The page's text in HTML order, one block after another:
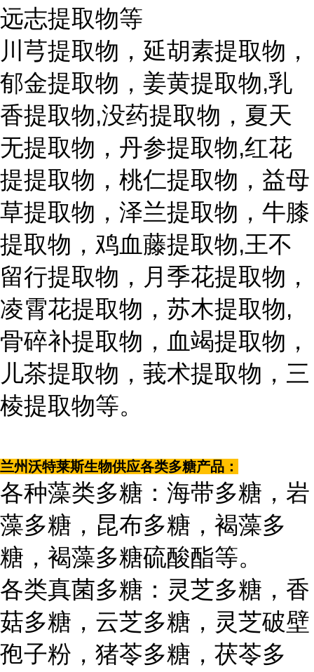
远志提取物等
川芎提取物，延胡素提取物，
郁金提取物，姜黄提取物,乳
香提取物,没药提取物，夏天
无提取物，丹参提取物,红花
提提取物，桃仁提取物，益母
草提取物，泽兰提取物，牛膝
提取物，鸡血藤提取物,王不
留行提取物，月季花提取物，
凌霄花提取物，苏木提取物,
骨碎补提取物，血竭提取物，
儿茶提取物，莪术提取物，三
棱提取物等。
兰州沃特莱斯生物供应各类多糖产品：
各种藻类多糖：海带多糖，岩
藻多糖，昆布多糖，褐藻多
糖，褐藻多糖硫酸酯等。
各类真菌多糖：灵芝多糖，香
菇多糖，云芝多糖，灵芝破壁
孢子粉，猪苓多糖，茯苓多